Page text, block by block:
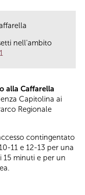
nell'ambito
alla Caffarella
Capitolina ai
Regionale
contingentato
11 e 12-13 per una
15 minuti e per un